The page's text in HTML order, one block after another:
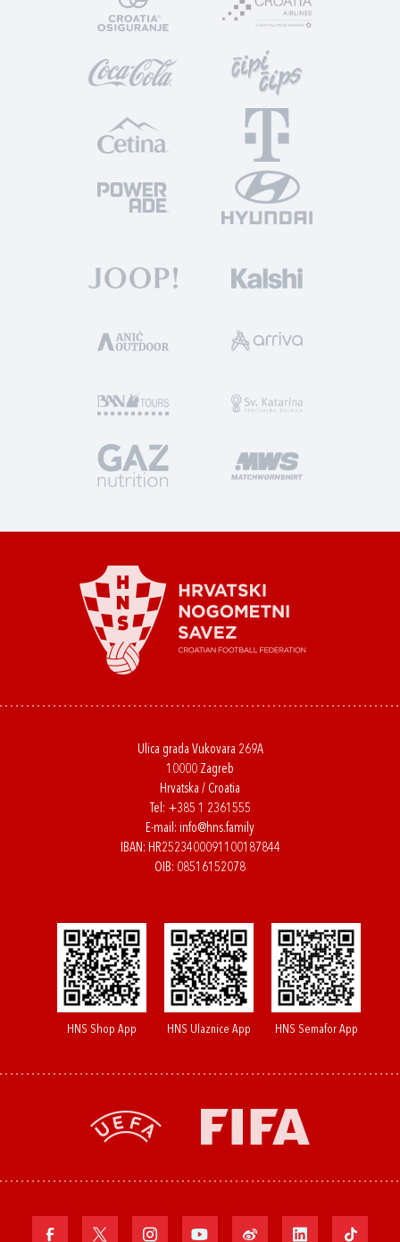
Ulica grada Vukovara 269A
10000 Zagreb
Hrvatska / Croatia
Tel: +385 1 2361555
E-mail: info@hns.family
IBAN: HR2523400091100187844
OIB: 08516152078
HNS Shop App HNS Ulaznice App HNS Semafor App